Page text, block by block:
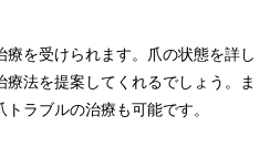
を受けられます。爪の状態を詳し
療法を提案してくれるでしょう。ま
ラブルの治療も可能です。